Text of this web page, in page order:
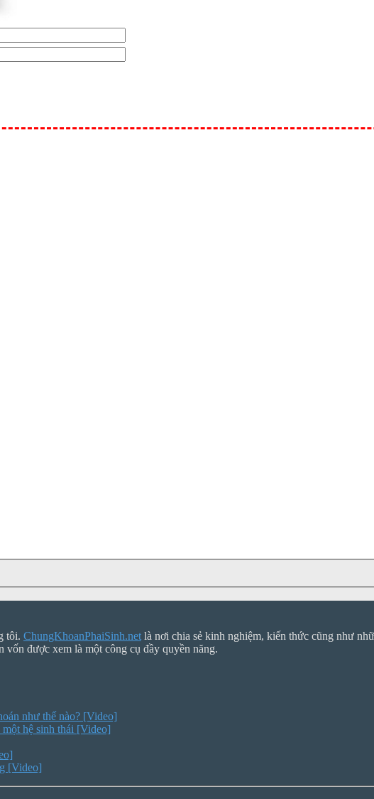
tôi. ChungKhoanPhaiSinh.net là nơi chia sẻ kinh nghiệm, kiến thức cũng như
được xem là một công cụ đầy quyền năng.
như thế nào? [Video]
hệ sinh thái [Video]
[Video]